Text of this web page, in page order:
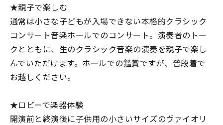
★親子で楽しむ
通常は小さな子どもが入場できない本格的クラシック
コンサート音楽ホールでのコンサート。演奏者のトー
クとともに、生のクラシック音楽の演奏を親子で楽し
んでいただけます。ホールでの鑑賞ですが、普段着で
お越しください。
★ロビーで楽器体験
開演前と終演後に子供用の小さいサイズのヴァイオリ